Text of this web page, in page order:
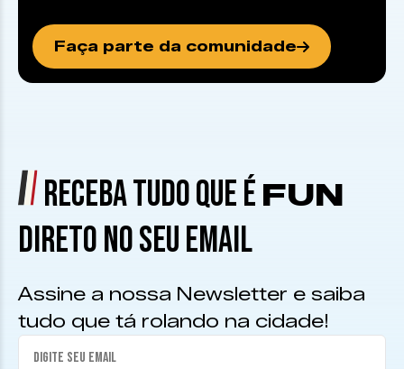
Faça parte da comunidade
RECEBA TUDO QUE É FUN
DIRETO NO SEU EMAIL
Assine a nossa Newsletter e saiba
tudo que tá rolando na cidade!